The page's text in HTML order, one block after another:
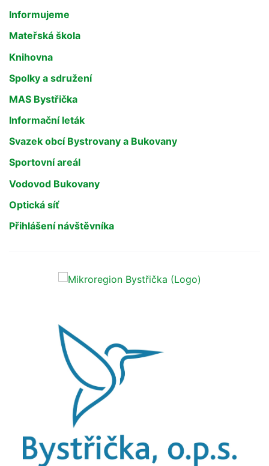
Informujeme
Mateřská škola
Knihovna
Spolky a sdružení
MAS Bystřička
Informační leták
Svazek obcí Bystrovany a Bukovany
Sportovní areál
Vodovod Bukovany
Optická síť
Přihlášení návštěvníka